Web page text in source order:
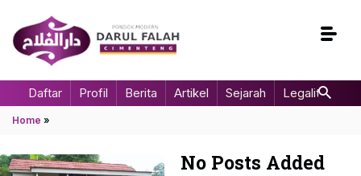
Daftar Profil Berita Artikel Sejarah Legalitas
Home »
No Posts Added